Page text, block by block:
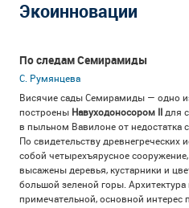
Экоинновации
По следам Семирамиды
С. Румянцева
Висячие сады Семирамиды — одно
построены Навуходоносором II для
в пыльном Вавилоне от недостатка
По свидетельству древнегреческих
собой четырехъярусное
высажены деревья, кустарники и
большой зеленой горы.
примечательной, основной интерес